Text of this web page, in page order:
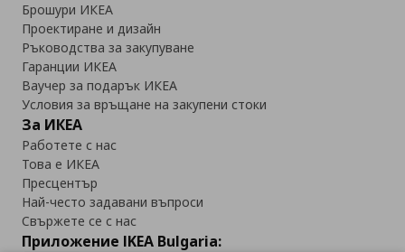
Брошури ИКЕА
Проектиране и дизайн
Ръководства за закупуване
Гаранции ИКЕА
Ваучер за подарък ИКЕА
Условия за връщане на закупени стоки
За ИКЕА
Работете с нас
Това е ИКЕА
Пресцентър
Най-често задавани въпроси
Свържете се с нас
Приложение IKEA Bulgaria: